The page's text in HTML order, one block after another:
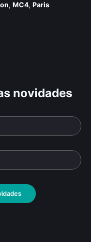
, MC4, Paris
novidades